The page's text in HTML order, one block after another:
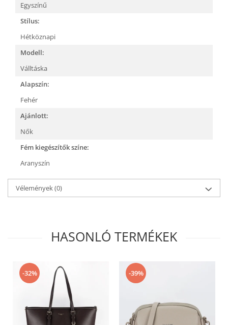
Egyszínű
Stílus:
Hétköznapi
Modell:
Válltáska
Alapszín:
Fehér
Ajánlott:
Nők
Fém kiegészítők színe:
Aranyszín
Vélemények(0)
HASONLÓ TERMÉKEK
-32% -39%